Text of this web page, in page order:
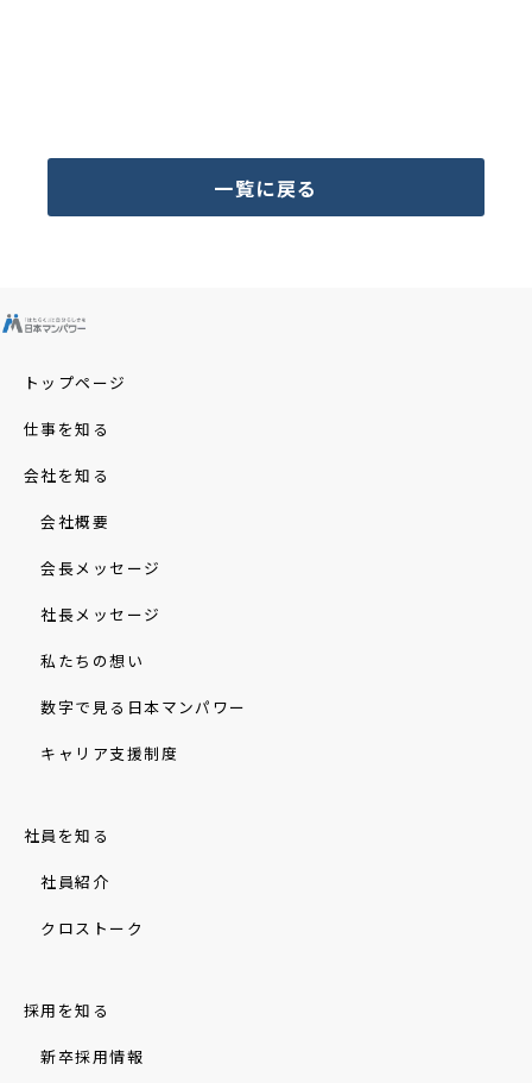
一覧に戻る
トップページ
仕事を知る
会社を知る
会社概要
会長メッセージ
社長メッセージ
私たちの想い
数字で見る日本マンパワー
キャリア支援制度
社員を知る
社員紹介
クロストーク
採用を知る
新卒採用情報